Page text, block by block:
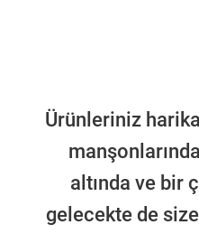
Ürünleriniz
altında ve bir
gelecekte de